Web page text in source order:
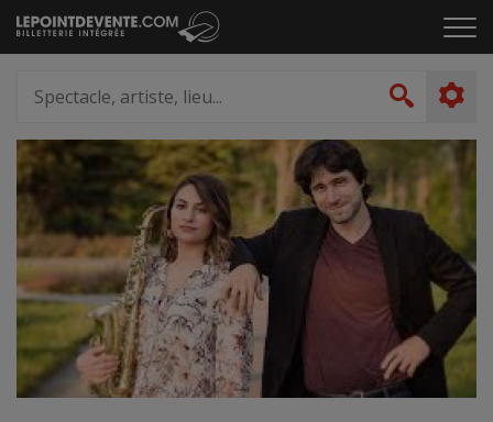
Passer
au
le
artiste,
lieu...